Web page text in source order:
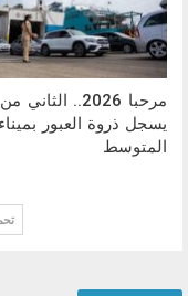
مرحبا 2026..
يسجل ذروة العبور
المتوسط